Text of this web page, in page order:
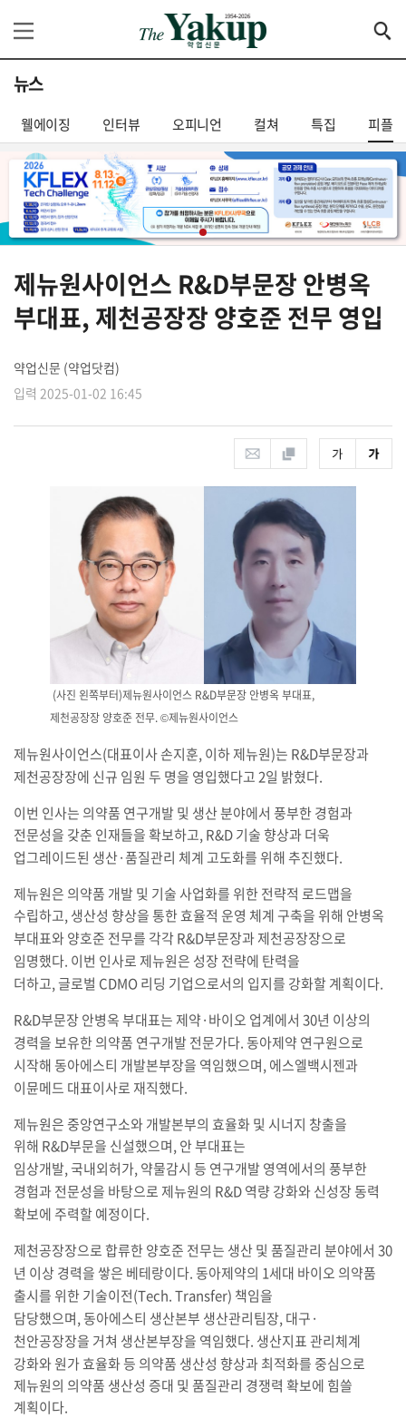
뉴스
웰에이징 인터뷰 오피니언 컬쳐 특집 피플
제뉴원사이언스 R&D부문장 안병옥
부대표, 제천공장장 양호준 전무 영입
약업신문 (약업닷컴)
입력 2025-01-02 16:45
(사진 왼쪽부터)제뉴원사이언스 R&D부문장 안병옥 부대표,
제천공장장 양호준 전무. ©제뉴원사이언스
제뉴원사이언스(대표이사 손지훈, 이하 제뉴원)는 R&D부문장과
제천공장장에 신규 임원 두 명을 영입했다고2일 밝혔다.
이번 인사는 의약품 연구개발 및 생산 분야에서 풍부한 경험과
전문성을 갖춘 인재들을 확보하고, R&D기술 향상과 더욱
업그레이드된 생산·품질관리 체계 고도화를 위해 추진했다.
제뉴원은 의약품 개발 및 기술 사업화를 위한 전략적 로드맵을
수립하고, 생산성 향상을 통한 효율적 운영 체계 구축을 위해 안병옥
부대표와 양호준 전무를 각각R&D부문장과 제천공장장으로
임명했다. 이번 인사로 제뉴원은 성장 전략에 탄력을
더하고,글로벌 CDMO리딩 기업으로서의 입지를 강화할 계획이다.
R&D부문장 안병옥 부대표는 제약·바이오 업계에서 30년 이상의
경력을 보유한 의약품 연구개발 전문가다. 동아제약 연구원으로
시작해 동아에스티 개발본부장을 역임했으며, 에스엘백시젠과
이뮨메드 대표이사로 재직했다.
제뉴원은 중앙연구소와 개발본부의 효율화 및 시너지 창출을
위해 R&D부문을 신설했으며, 안 부대표는
임상개발,국내외허가, 약물감시 등 연구개발 영역에서의 풍부한
경험과 전문성을 바탕으로 제뉴원의 R&D역량 강화와 신성장 동력
확보에 주력할 예정이다.
제천공장장으로 합류한 양호준 전무는 생산 및 품질관리 분야에서 30
년 이상 경력을 쌓은 베테랑이다. 동아제약의 1세대 바이오 의약품
출시를 위한 기술이전(Tech. Transfer) 책임을
담당했으며, 동아에스티 생산본부 생산관리팀장, 대구·
천안공장장을 거쳐 생산본부장을 역임했다. 생산지표 관리체계
강화와 원가 효율화 등 의약품 생산성 향상과 최적화를 중심으로
제뉴원의 의약품 생산성 증대 및 품질관리 경쟁력 확보에 힘쓸
계획이다.